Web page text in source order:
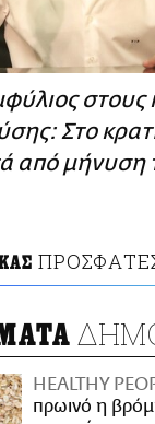
στους
Στο
από μήνυση
HEALTHY
πρωινό η